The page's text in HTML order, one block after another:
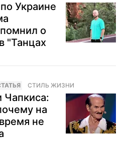
Украине
о
"Танцах
СТИЛЬ ЖИЗНИ
Чапкиса:
на
не